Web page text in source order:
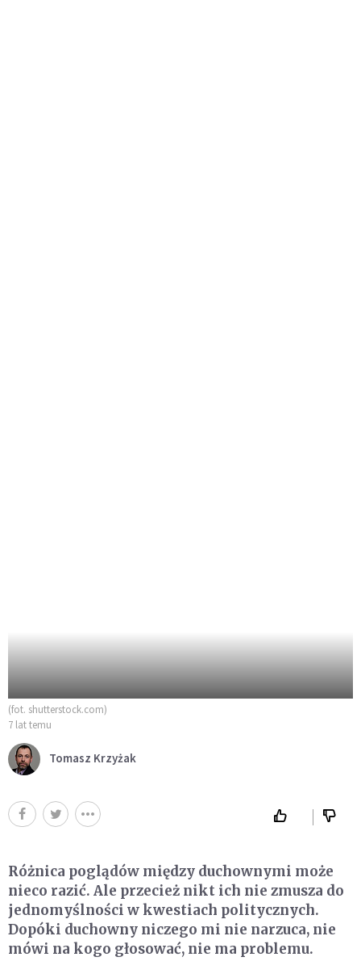
(fot. shutterstock.com)
7 lat temu
Tomasz Krzyżak
Różnica poglądów między duchownymi może
nieco razić. Ale przecież nikt ich nie zmusza do
jednomyślności w kwestiach politycznych.
Dopóki duchowny niczego mi nie narzuca, nie
mówi na kogo głosować, nie ma problemu.